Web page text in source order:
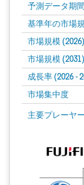
予測データ期間
基準年の市場
市場規模 (2026)
市場規模 (2031)
成長率 (2026 -
市場集中度
主要プレーヤー
画像 © Mordor